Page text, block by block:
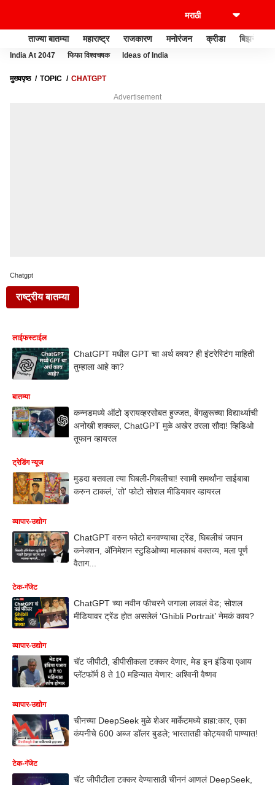
ताज्या बातम्या महाराष्ट्र राजकारण मनोरंजन क्रीडा बिझनेस
India At 2047 फिफा विश्वचषक Ideas of India
मुख्यपृष्ठ TOPIC CHATGPT
Advertisement
Chatgpt
राष्ट्रीय बातम्या
लाईफस्टाईल
ChatGPT मधील GPT चा अर्थ काय? ही इंटरेस्टिंग माहिती
तुम्हाला आहे का?
बातम्या
कन्नडमध्ये ऑटो ड्रायव्हरसोबत हुज्जत, बेंगळुरूच्या विद्यार्थ्याची
अनोखी शक्कल, ChatGPT मुळे अखेर ठरला सौदा! व्हिडिओ
तूफान व्हायरल
ट्रेडिंग न्यूज
मुडदा बसवला त्या घिबली-गिबलीचा! स्वामी समर्थांना साईबाबा
करुन टाकलं, 'तो' फोटो सोशल मीडियावर व्हायरल
व्यापार-उद्योग
ChatGPT वरुन फोटो बनवण्याचा ट्रेंड, घिबलीचं जपान
कनेक्शन, अ‍ॅनिमेशन स्टुडिओच्या मालकाचं वक्तव्य, मला पूर्ण
वैताग...
टेक-गॅजेट
ChatGPT च्या नवीन फीचरने जगाला लावलं वेड; सोशल
मीडियावर ट्रेंड होत असलेलं ‘Ghibli Portrait’ नेमकं काय?
व्यापार-उद्योग
चॅट जीपीटी, डीपीसीकला टक्कर देणार, मेड इन इंडिया एआय
प्लॅटफॉर्म 8 ते 10 महिन्यात येणार: अश्विनी वैष्णव
व्यापार-उद्योग
चीनच्या DeepSeek मुळे शेअर मार्केटमध्ये हाहा:कार, एका
कंपनीचे 600 अब्ज डॉलर बुडले; भारतातही कोट्यवधी पाण्यात!
टेक-गॅजेट
चॅट जीपीटीला टक्कर देण्यासाठी चीननं आणलं DeepSeek,